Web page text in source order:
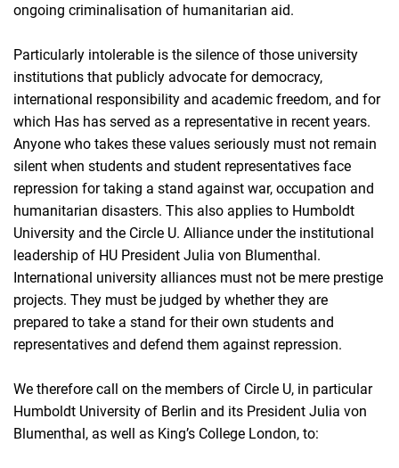
ongoing criminalisation of humanitarian aid.
Particularly intolerable is the silence of those university
institutions that publicly advocate for democracy,
international responsibility and academic freedom, and for
which Has has served as a representative in recent years.
Anyone who takes these values seriously must not remain
silent when students and student representatives face
repression for taking a stand against war, occupation and
humanitarian disasters. This also applies to Humboldt
University and the Circle U. Alliance under the institutional
leadership of HU President Julia von Blumenthal.
International university alliances must not be mere prestige
projects. They must be judged by whether they are
prepared to take a stand for their own students and
representatives and defend them against repression.
We therefore call on the members of Circle U, in particular
Humboldt University of Berlin and its President Julia von
Blumenthal, as well as King’s College London, to: